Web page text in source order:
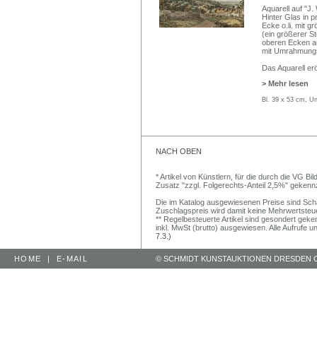
Aquarell auf "J.
Hinter Glas in
Ecke o.li. mit
(ein größerer
oberen Ecken
mit
Das Aquarell
> Mehr lesen
Bl. 39 x 53 cm,
NACH OBEN
* Artikel von Künstlern, für die durch die VG
Zusatz "zzgl. Folgerechts-Anteil 2,5%"
Die im Katalog ausgewiesenen Preise sind
Zuschlagspreis wird damit keine
** Regelbesteuerte Artikel sind gesondert
inkl. MwSt (brutto) ausgewiesen. Alle Aufrufe
7.3.)
HOME | E-MAIL © SCHMIDT KUNSTAUKTIONEN DRESDEN